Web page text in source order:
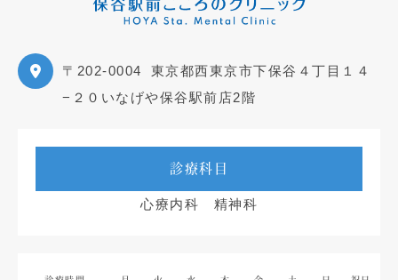
〒202-0004
東京都西東京市下保谷４丁目１４
−２０いなげや保谷駅前店2階
診療科目
心療内科 精神科